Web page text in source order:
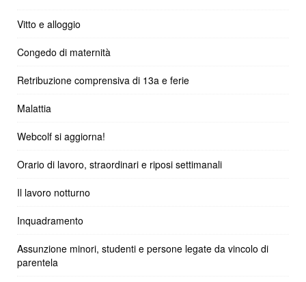
Vitto e alloggio
Congedo di maternità
Retribuzione comprensiva di 13a e ferie
Malattia
Webcolf si aggiorna!
Orario di lavoro, straordinari e riposi settimanali
Il lavoro notturno
Inquadramento
Assunzione minori, studenti e persone legate da vincolo di
parentela